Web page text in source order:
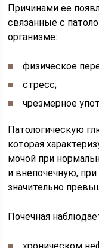
Причинами ее
связанные с
организме:
физическое
стресс;
чрезмерное
Патологическую
которая
мочой при
и внепочечную,
значительно
Почечная
хроническом